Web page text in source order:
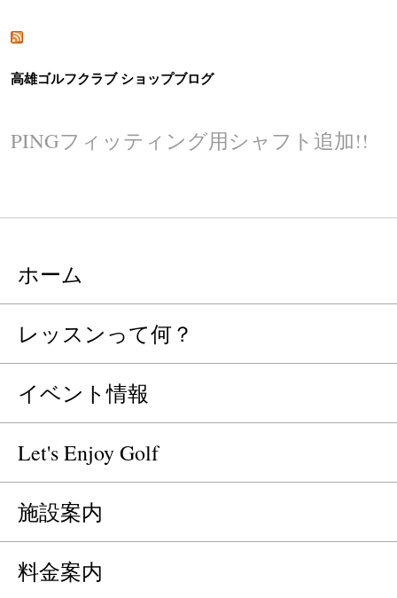
高雄ゴルフクラブ ショップブログ
PINGフィッティング用シャフト追加!!
ホーム
レッスンって何？
イベント情報
Let's Enjoy Golf
施設案内
料金案内